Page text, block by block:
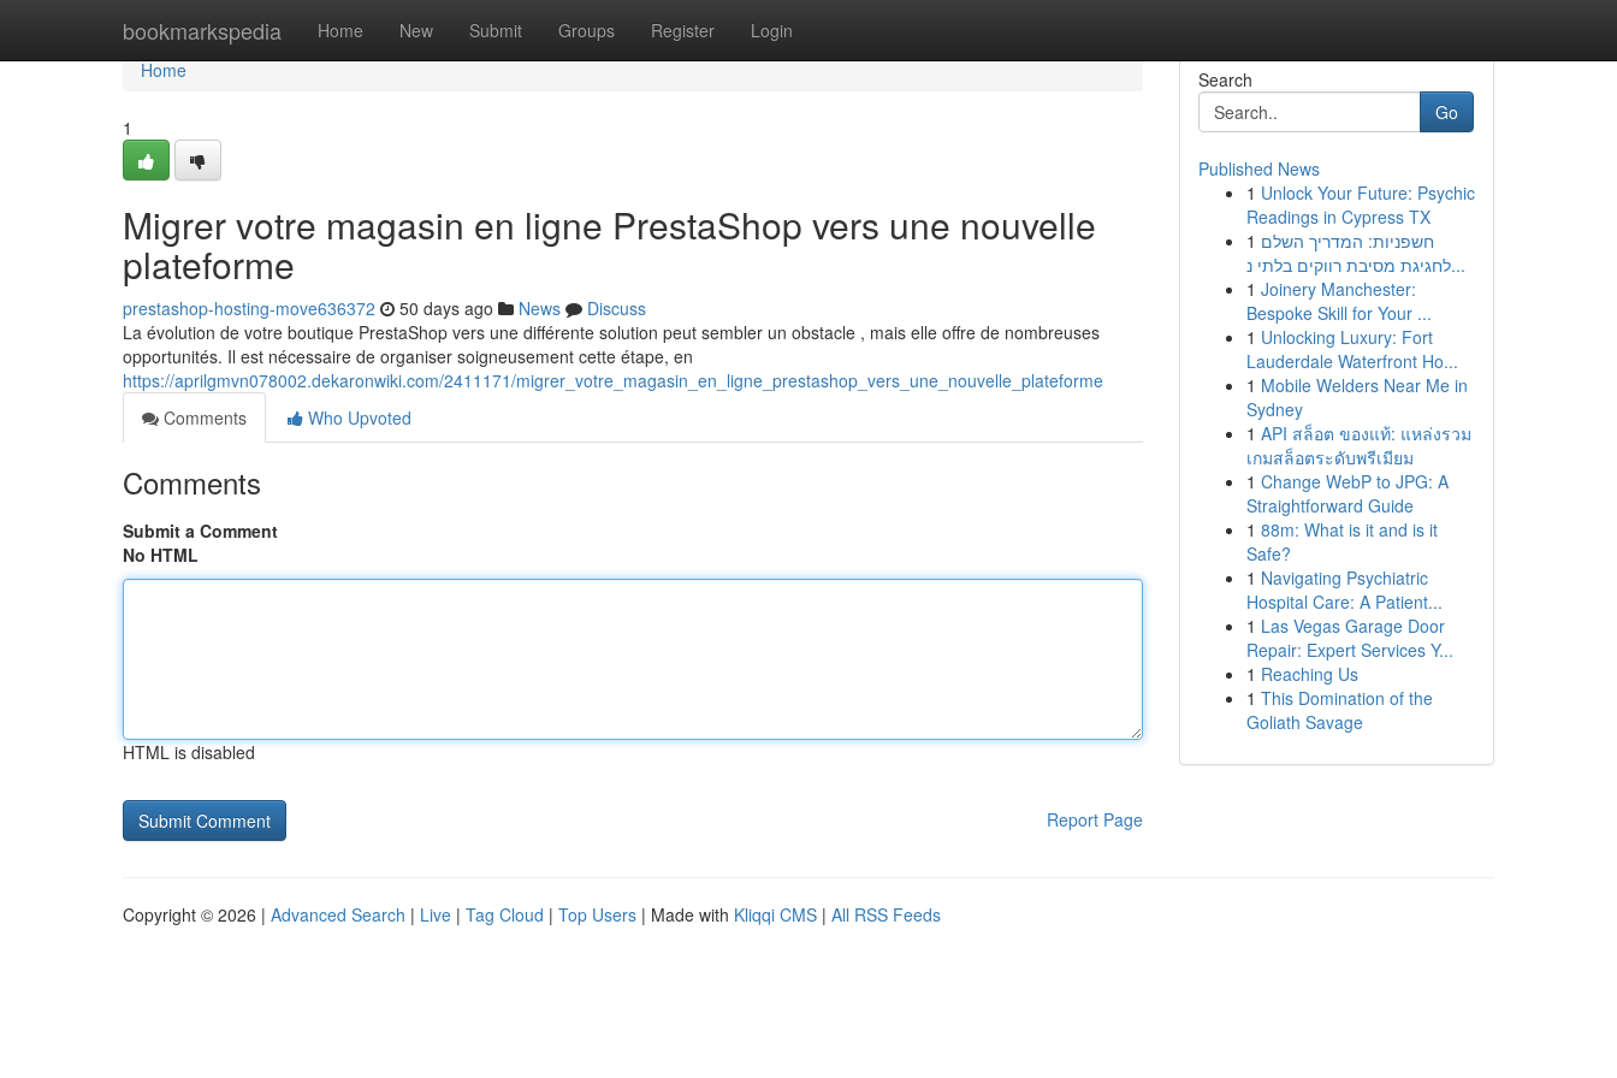
bookmarkspedia Home New Submit Groups Register Login
Home
Home
1
Migrer votre magasin en ligne PrestaShop vers une nouvelle
plateforme
prestashop-hosting-move636372 50 days ago News
Discuss
La évolution de votre boutique PrestaShop vers une différente solution peut sembler un obstacle , mais elle offre de nombreuses
opportunités. Il est nécessaire de organiser soigneusement cette étape, en
https://aprilgmvn078002.dekaronwiki.com/2411171/migrer_votre_magasin_en_ligne_prestashop_vers_une_nouvelle_plateforme
Comments
Who Upvoted
Comments
Submit a Comment
No HTML
HTML is disabled
Report Page
Search
Go
Published News
1 Unlock Your Future: Psychic
Readings in Cypress TX
1 חשפניות: המדריך השלם
לחגיגת מסיבת רווקים בלתי נ...
1 Joinery Manchester:
Bespoke Skill for Your ...
1 Unlocking Luxury: Fort
Lauderdale Waterfront Ho...
1 Mobile Welders Near Me in
Sydney
1 API สล็อต ของแท้: แหล่งรวม
เกมสล็อตระดับพรีเมียม
1 Change WebP to JPG: A
Straightforward Guide
1 88m: What is it and is it
Safe?
1 Navigating Psychiatric
Hospital Care: A Patient...
1 Las Vegas Garage Door
Repair: Expert Services Y...
1 Reaching Us
1 This Domination of the
Goliath Savage
Copyright © 2026 | Advanced Search | Live | Tag Cloud | Top Users | Made with Kliqqi CMS | All RSS Feeds